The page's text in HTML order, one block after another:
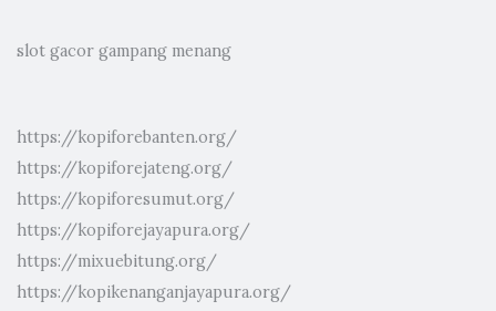
slot gacor gampang menang
https://kopiforebanten.org/
https://kopiforejateng.org/
https://kopiforesumut.org/
https://kopiforejayapura.org/
https://mixuebitung.org/
https://kopikenanganjayapura.org/